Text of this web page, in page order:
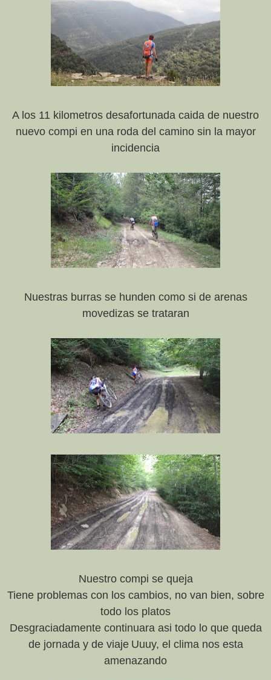
A los 11 kilometros desafortunada caida de nuestro
nuevo compi en una roda del camino sin la mayor
incidencia
Nuestras burras se hunden como si de arenas
movedizas se trataran
Nuestro compi se queja
Tiene problemas con los cambios, no van bien, sobre
todo los platos
Desgraciadamente continuara asi todo lo que queda
de jornada y de viaje Uuuy, el clima nos esta
amenazando